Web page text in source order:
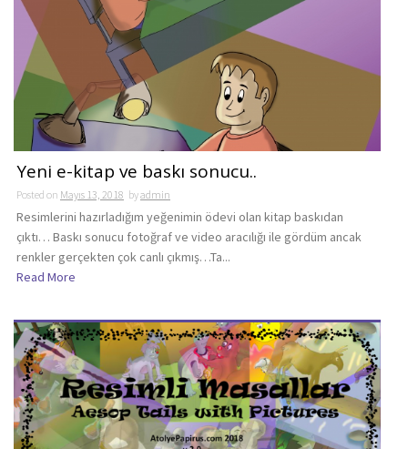
Yeni e-kitap ve baskı sonucu..
Posted on Mayıs 13, 2018 byadmin
Resimlerini hazırladığım yeğenimin ödevi olan kitap baskıdan
çıktı… Baskı sonucu fotoğraf ve video aracılığı ile gördüm ancak
renkler gerçekten çok canlı çıkmış…Ta...
Read More